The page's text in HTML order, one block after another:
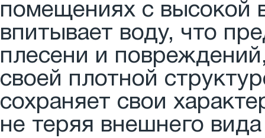
помещениях с высокой
впитывает воду, что
плесени и
своей плотной
сохраняет свои
не теряя внешнего